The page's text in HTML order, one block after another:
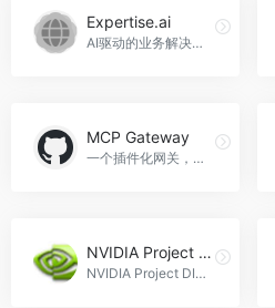
Expertise.ai
AI驱动的业务解决方案，帮助企业实现自动化、分析和优化。
MCP Gateway
一个插件化网关，旨在优化 AI 基础设施的管理和安全。
NVIDIA Project DIGITS
NVIDIA Project DIGITS 是一款桌面超级计算机，专为 AI 开发者设计，提供强大的 AI 性能。